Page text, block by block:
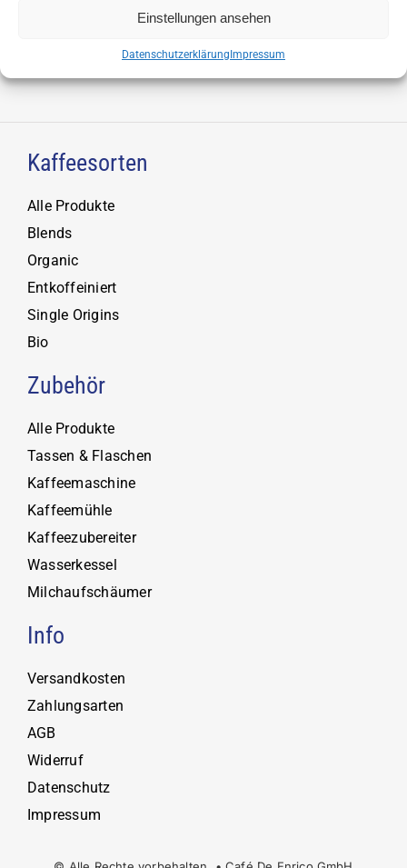
Einstellungen ansehen
DatenschutzerklärungImpressum
Folge uns
Kaffeesorten
Alle Produkte
Blends
Organic
Entkoffeiniert
Single Origins
Bio
Zubehör
Alle Produkte
Tassen & Flaschen
Kaffeemaschine
Kaffeemühle
Kaffeezubereiter
Wasserkessel
Milchaufschäumer
Info
Versandkosten
Zahlungsarten
AGB
Widerruf
Datenschutz
Impressum